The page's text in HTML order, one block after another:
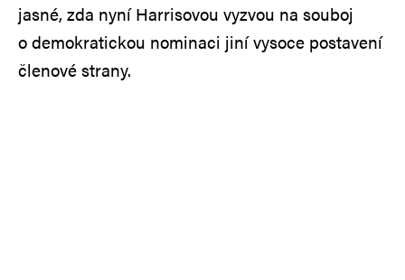
jasné, zda nyní Harrisovou vyzvou na souboj
o demokratickou nominaci jiní vysoce postavení
členové strany.